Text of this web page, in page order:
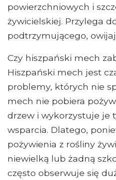
powierzchniowych i
żywicielskiej. Przylega
podtrzymującego,
Czy hiszpański mech
Hiszpański mech jest
problemy, których nie
mech nie pobiera
drzew i wykorzystuje je
wsparcia. Dlatego,
pożywienia z rośliny
niewielką lub żadną
często obserwuje się